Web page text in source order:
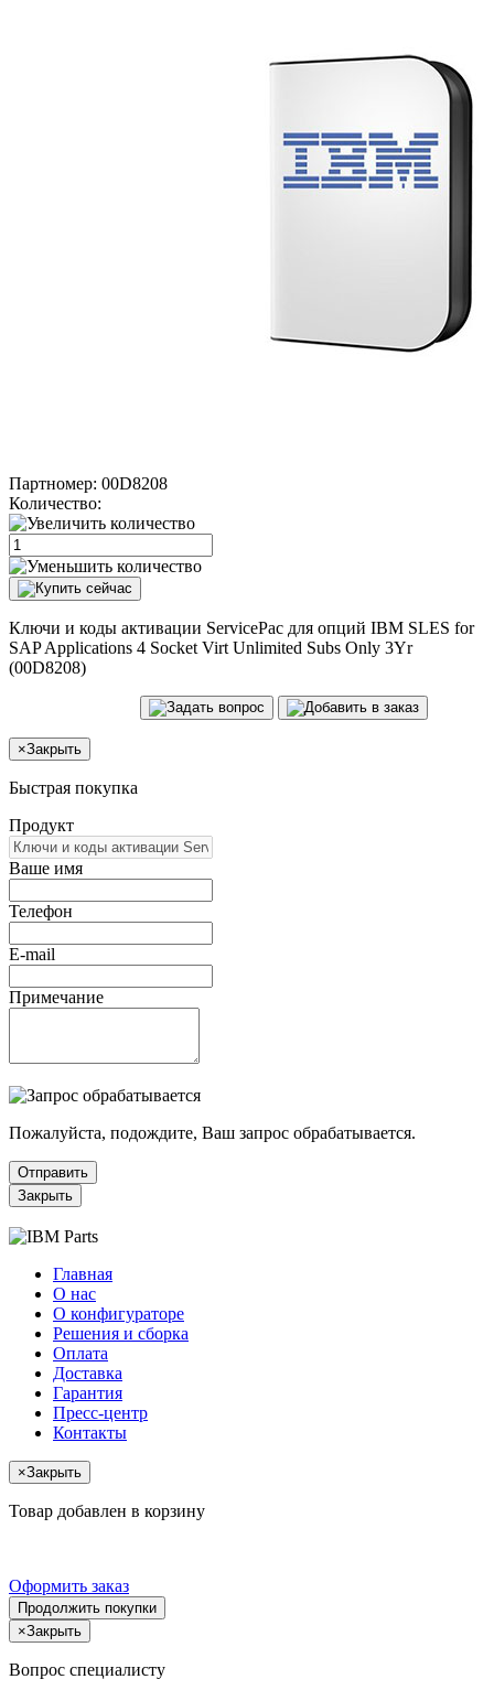
Партномер: 00D8208
Количество:
Ключи и коды активации ServicePac для опций IBM SLES for
SAP Applications 4 Socket Virt Unlimited Subs Only 3Yr
(00D8208)
×Закрыть
Быстрая покупка
Продукт
Ваше имя
Телефон
E-mail
Примечание
Пожалуйста, подождите, Ваш запрос обрабатывается.
Отправить
Закрыть
Главная
О нас
О конфигураторе
Решения и сборка
Оплата
Доставка
Гарантия
Пресс-центр
Контакты
×Закрыть
Товар добавлен в корзину
Оформить заказ
Продолжить покупки
×Закрыть
Вопрос специалисту